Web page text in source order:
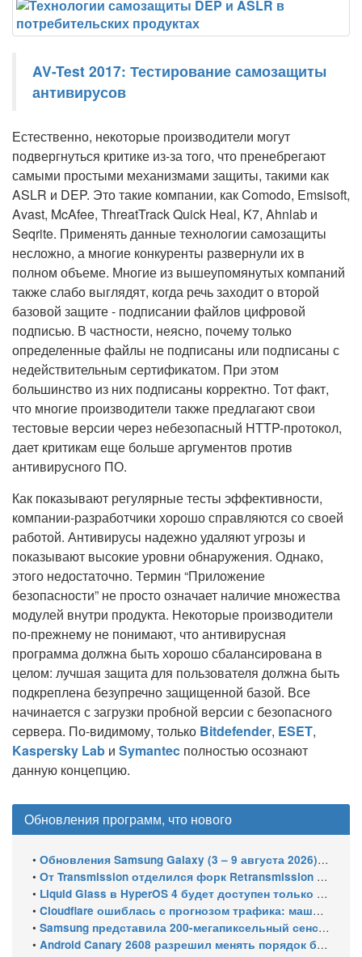
AV-Test 2017: Тестирование самозащиты
антивирусов
Естественно, некоторые производители могут
подвергнуться критике из-за того, что пренебрегают
самыми простыми механизмами защиты, такими как
ASLR и DEP. Это такие компании, как Comodo, Emsisoft,
Avast, McAfee, ThreatTrack Quick Heal, K7, Ahnlab и
Seqrite. Применять данные технологии самозащиты
несложно, а многие конкуренты развернули их в
полном объеме. Многие из вышеупомянутых компаний
также слабо выглядят, когда речь заходит о второй
базовой защите - подписании файлов цифровой
подписью. В частности, неясно, почему только
определенные файлы не подписаны или подписаны с
недействительным сертификатом. При этом
большинство из них подписаны корректно. Тот факт,
что многие производители также предлагают свои
тестовые версии через небезопасный HTTP-протокол,
дает критикам еще больше аргументов против
антивирусного ПО.
Как показывают регулярные тесты эффективности,
компании-разработчики хорошо справляются со своей
работой. Антивирусы надежно удаляют угрозы и
показывают высокие уровни обнаружения. Однако,
этого недостаточно. Термин “Приложение
безопасности” не просто означает наличие множества
модулей внутри продукта. Некоторые производители
по-прежнему не понимают, что антивирусная
программа должна быть хорошо сбалансирована в
целом: лучшая защита для пользователя должна быть
подкреплена безупречно защищенной базой. Все
начинается с загрузки пробной версии с безопасного
сервера. По-видимому, только Bitdefender, ESET,
Kaspersky Lab и Symantec полностью осознают
данную концепцию.
Обновления программ, что нового
• Обновления Samsung Galaxy (3 – 9 августа 2026): Подготовка One UI 9 Beta 5 и июльский патч для бюджетных смартфонов
• От Transmission отделился форк Retransmission из-за спора мейнтейнеров
• Liquid Glass в HyperOS 4 будет доступен только на флагманских чипсетах
• Cloudflare ошиблась с прогнозом трафика: машины обошли людей в мае 2026
• Samsung представила 200-мегапиксельный сенсор ISOCELL HPC с DeepPix
• Android Canary 2608 разрешил менять порядок блоков шторки